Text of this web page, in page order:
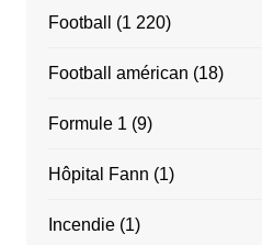
Football (1 220)
Football américan (18)
Formule 1 (9)
Hôpital Fann (1)
Incendie(1)